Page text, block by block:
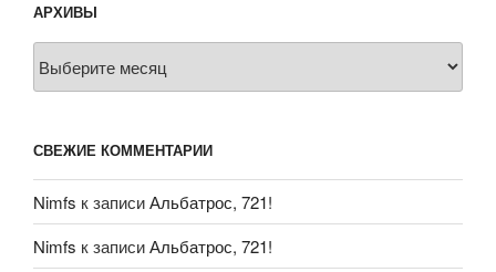
АРХИВЫ
СВЕЖИЕ КОММЕНТАРИИ
Nimfs к записиАльбатрос, 721!
Nimfs к записиАльбатрос, 721!